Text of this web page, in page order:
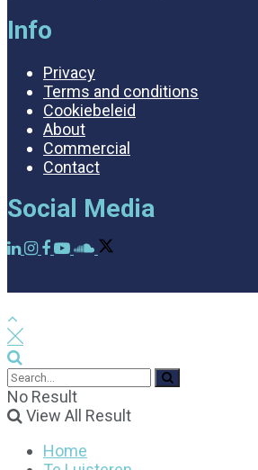
Info
Privacy
Terms and conditions
Cookiebeleid
About
Commercial
Contact
Social Media
No Result
View All Result
Home